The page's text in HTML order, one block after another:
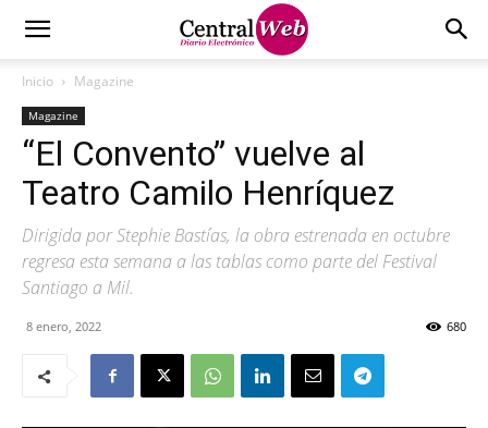
Inicio Magazine
Magazine
“El Convento” vuelve al
Teatro Camilo Henríquez
Dirigida por Stephie Bastías, la obra estrenada en octubre
regresa esta semana a las tablas como parte del Festival
Santiago a Mil.
8 enero, 2022 680